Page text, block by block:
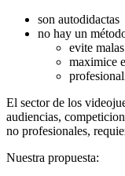
son autodidactas
no hay un
evite
maximice
El sector de los
audiencias,
no profesionales,
Nuestra propuesta: